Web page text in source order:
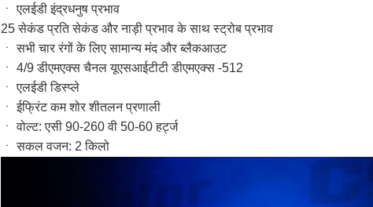
ㆍ एलईडी इंद्रधनुष प्रभाव
25 सेकंड प्रति सेकंड और नाड़ी प्रभाव के साथ स्ट्रोब प्रभाव
ㆍ सभी चार रंगों के लिए सामान्य मंद और ब्लैकआउट
ㆍ 4/9 डीएमएक्स चैनल यूएसआईटीटी डीएमएक्स -512
ㆍ एलईडी डिस्प्ले
ㆍ ईफ्रिंट कम शोर शीतलन प्रणाली
ㆍ वोल्ट: एसी 90-260 वी 50-60 हर्ट्ज
ㆍ सकल वजन: 2 किलो